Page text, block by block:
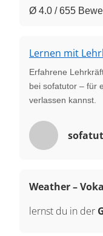
Ø 4.0 / 655
Lernen mit
Erfahrene
bei sofatutor – für
verlassen kannst.
Weather –
lernst du in der